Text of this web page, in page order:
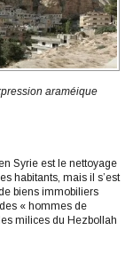
araméique
Syrie est le nettoyage
habitants, mais il s’est
biens immobiliers
« hommes de
milices du Hezbollah